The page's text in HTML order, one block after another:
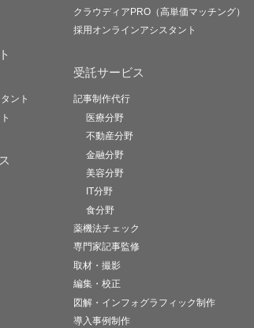
ント
クラウディアPRO（高単価マッチング）
採用オンラインアシスタント
受託サービス
記事制作代行
医療分野
不動産分野
金融分野
美容分野
IT分野
食分野
薬機法チェック
専門家記事監修
取材・撮影
編集・校正
図解・インフォグラフィック制作
導入事例制作